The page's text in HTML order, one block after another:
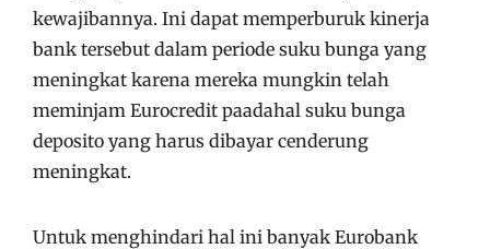
kewajibannya. Ini dapat memperburuk kinerja
bank tersebut dalam periode suku bunga yang
meningkat karena mereka mungkin telah
meminjam Eurocredit paadahal suku bunga
deposito yang harus dibayar cenderung
meningkat.
Untuk menghindari hal ini banyak Eurobank